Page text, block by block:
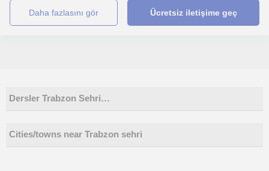
daha fazlasını gör Ücretsiz iletişime geç
Dersler Trabzon Sehri…
Cities/towns near Trabzon sehri